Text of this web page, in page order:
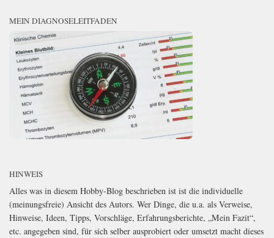
MEIN DIAGNOSELEITFADEN
HINWEIS
Alles was in diesem Hobby-Blog beschrieben ist ist die individuelle
(meinungsfreie) Ansicht des Autors. Wer Dinge, die u.a. als Verweise,
Hinweise, Ideen, Tipps, Vorschläge, Erfahrungsberichte, „Mein Fazit“,
etc. angegeben sind, für sich selber ausprobiert oder umsetzt macht dieses